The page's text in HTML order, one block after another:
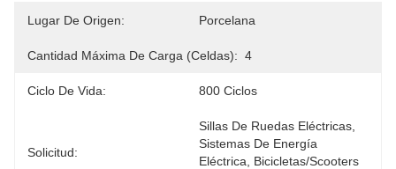
Lugar De Origen: Porcelana
Cantidad Máxima De Carga (celdas): 4
Ciclo De Vida: 800 Ciclos
Solicitud:
Sillas De Ruedas Eléctricas,
Sistemas De Energía
Eléctrica, Bicicletas/Scooters